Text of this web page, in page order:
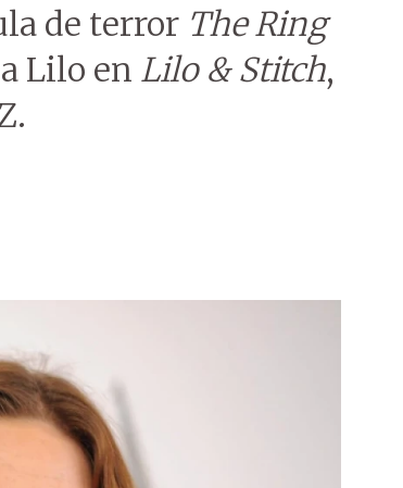
de terror The Ring
Lilo en Lilo & Stitch,